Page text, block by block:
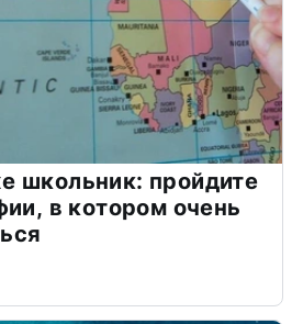
школьник: пройдите
в котором очень